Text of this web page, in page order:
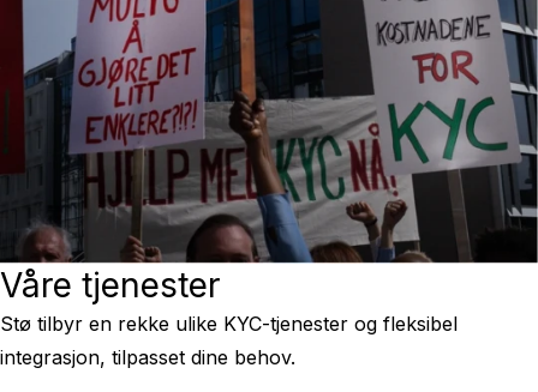
Våre tjenester
Stø tilbyr en rekke ulike KYC-tjenester og fleksibel
integrasjon, tilpasset dine behov.